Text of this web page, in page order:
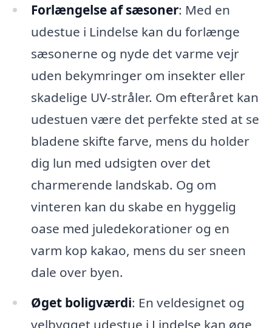
Forlængelse af sæsoner: Med en
udestue i Lindelse kan du forlænge
sæsonerne og nyde det varme vejr
uden bekymringer om insekter eller
skadelige UV-stråler. Om efteråret kan
udestuen være det perfekte sted at se
bladene skifte farve, mens du holder
dig lun med udsigten over det
charmerende landskab. Og om
vinteren kan du skabe en hyggelig
oase med juledekorationer og en
varm kop kakao, mens du ser sneen
dale over byen.
Øget boligværdi: En veldesignet og
velbygget udestue i Lindelse kan øge